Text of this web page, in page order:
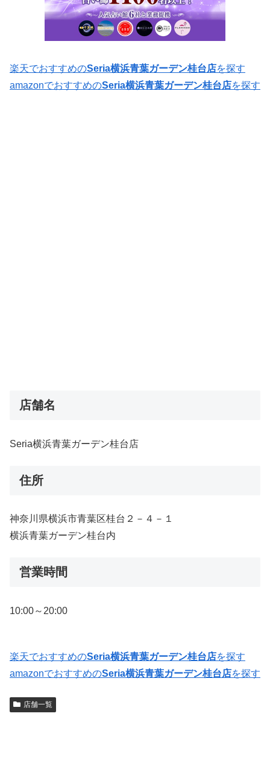
楽天でおすすめのSeria横浜青葉ガーデン桂台店を探す
amazonでおすすめのSeria横浜青葉ガーデン桂台店を探す
店舗名
Seria横浜青葉ガーデン桂台店
住所
神奈川県横浜市青葉区桂台２－４－１
横浜青葉ガーデン桂台内
営業時間
10:00～20:00
楽天でおすすめのSeria横浜青葉ガーデン桂台店を探す
amazonでおすすめのSeria横浜青葉ガーデン桂台店を探す
店舗一覧